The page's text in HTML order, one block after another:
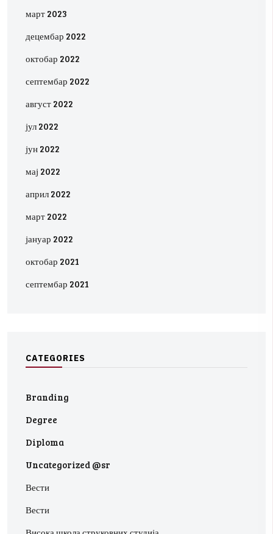
март 2023
децембар 2022
октобар 2022
септембар 2022
август 2022
јул 2022
јун 2022
мај 2022
април 2022
март 2022
јануар 2022
октобар 2021
септембар 2021
CATEGORIES
Branding
Degree
Diploma
Uncategorized @sr
Вести
Вести